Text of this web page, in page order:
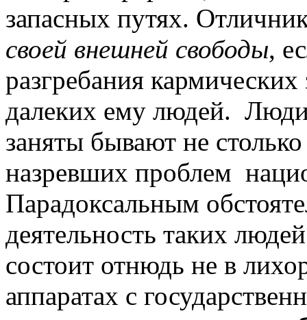
запасных путях.
своей внешней свободы,
разгребания кармических
далеких ему людей. Люди
заняты бывают не
назревших проблем
Парадоксальным
деятельность таких
состоит отнюдь не в
аппаратах с